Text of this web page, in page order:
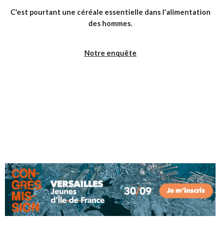
C'est pourtant une céréale essentielle dans l'alimentation
des hommes.
Notre enquête